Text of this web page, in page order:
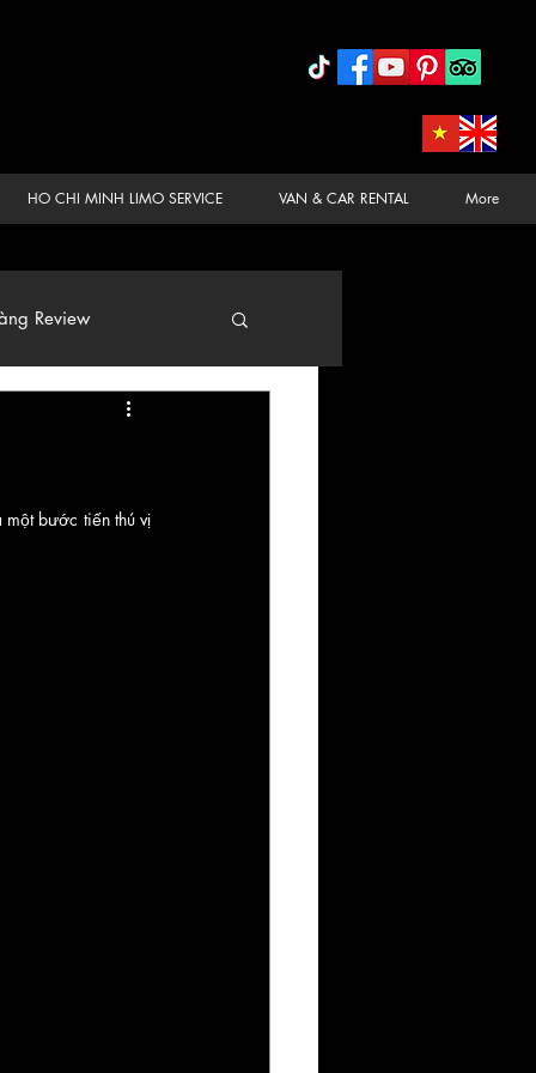
HO CHI MINH LIMO SERVICE VAN & CAR RENTAL More
Review
một bước tiến thú vị